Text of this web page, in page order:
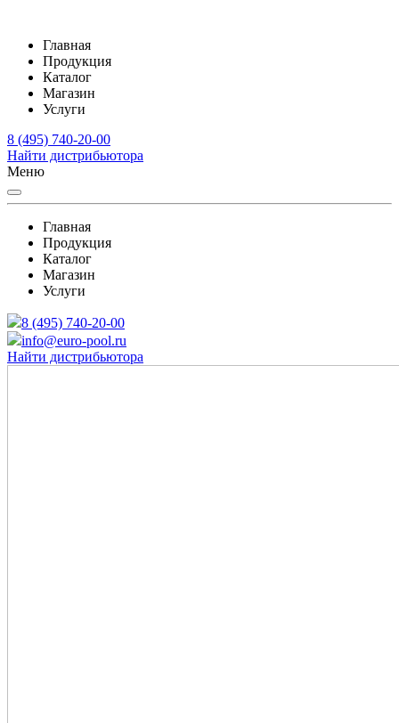
Главная
Продукция
Каталог
Магазин
Услуги
8 (495) 740-20-00
Найти дистрибьютора
Меню
Главная
Продукция
Каталог
Магазин
Услуги
8 (495) 740-20-00
info@euro-pool.ru
Найти дистрибьютора